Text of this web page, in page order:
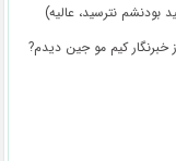
نترسید، عالیه)
خبرنگار کیم مو جین دیدم?